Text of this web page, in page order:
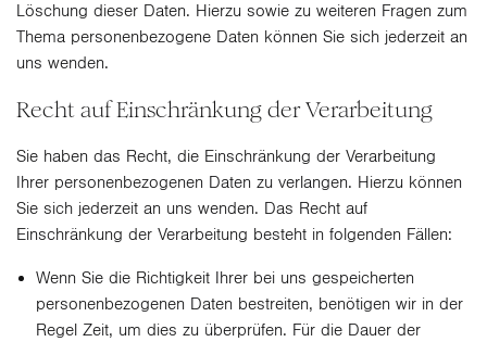
Löschung dieser Daten. Hierzu sowie zu weiteren Fragen zum
Thema personenbezogene Daten können Sie sich jederzeit an
uns wenden.
Recht auf Einschränkung der Verarbeitung
Sie haben das Recht, die Einschränkung der Verarbeitung
Ihrer personenbezogenen Daten zu verlangen. Hierzu können
Sie sich jederzeit an uns wenden. Das Recht auf
Einschränkung der Verarbeitung besteht in folgenden Fällen:
Wenn Sie die Richtigkeit Ihrer bei uns gespeicherten
personenbezogenen Daten bestreiten, benötigen wir in der
Regel Zeit, um dies zu überprüfen. Für die Dauer der